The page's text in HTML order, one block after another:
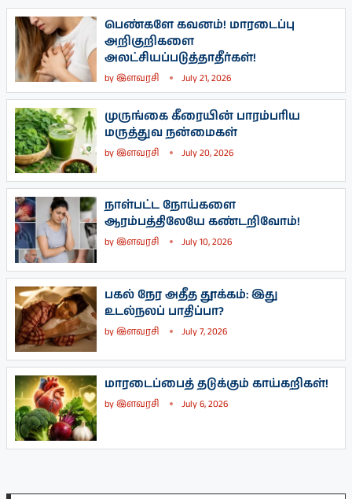
பெண்களே கவனம்! மாரடைப்பு
அறிகுறிகளை
அலட்சியப்படுத்தாதீர்கள்!
byஇளவரசி July 21, 2026
முருங்கை கீரையின் பாரம்பரிய
மருத்துவ நன்மைகள்
byஇளவரசி July 20, 2026
நாள்பட்ட நோய்களை
ஆரம்பத்திலேயே கண்டறிவோம்!
byஇளவரசி July 10, 2026
பகல் நேர அதீத தூக்கம்: இது
உடல்நலப் பாதிப்பா?
byஇளவரசி July 7, 2026
மாரடைப்பைத் தடுக்கும் காய்கறிகள்!
byஇளவரசி July 6, 2026